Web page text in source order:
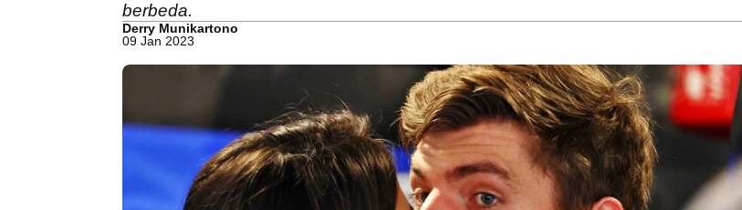
berbeda.
Derry Munikartono
09 Jan 2023